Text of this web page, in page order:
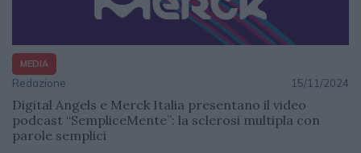
MEDIA
Redazione 15/11/2024
Digital Angels e Merck Italia presentano il video
podcast “SempliceMente”: la sclerosi multipla con
parole semplici